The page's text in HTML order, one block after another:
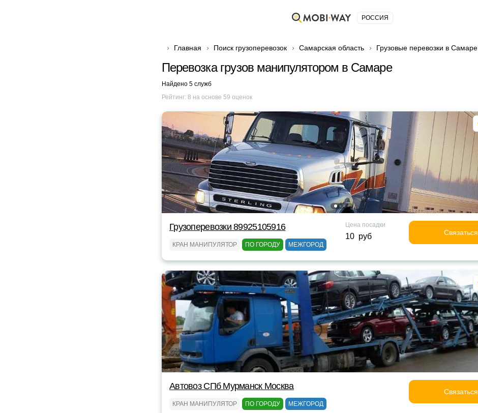
РОССИЯ
Главная Поиск грузоперевозок Самарская область Грузовые перевозки в Самаре
Перевозка грузов манипулятором в Самаре
Найдено 5 служб
Рейтинг: 8 на основе 59 оценок
Грузоперевозки 89925105916
КРАН МАНИПУЛЯТОР ПО ГОРОДУ МЕЖГОРОД
Цена посадки
10 руб Связаться
Автовоз СПб Мурманск Москва
КРАН МАНИПУЛЯТОР ПО ГОРОДУ МЕЖГОРОД
Связаться